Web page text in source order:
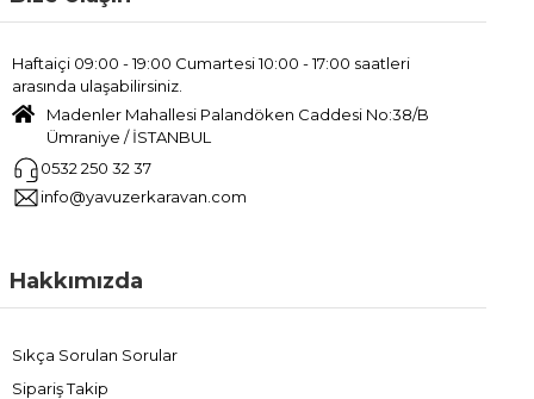
Haftaiçi 09:00 - 19:00 Cumartesi 10:00 - 17:00 saatleri
arasında ulaşabilirsiniz.
Madenler Mahallesi Palandöken Caddesi No:38/B
Ümraniye / İSTANBUL
0532 250 32 37
info@yavuzerkaravan.com
Hakkımızda
Sıkça Sorulan Sorular
Sipariş Takip